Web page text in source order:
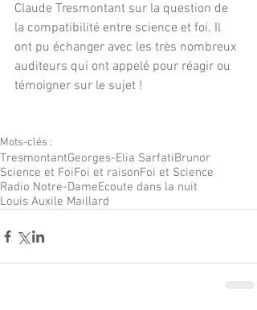
Claude Tresmontant sur la question de
la compatibilité entre science et foi. Il
ont pu échanger avec les très nombreux
auditeurs qui ont appelé pour réagir ou
témoigner sur le sujet !
Mots-clés :
TresmontantGeorges-Elia SarfatiBrunor
Science et FoiFoi et raisonFoi et Science
Radio Notre-DameEcoute dans la nuit
Louis Auxile Maillard